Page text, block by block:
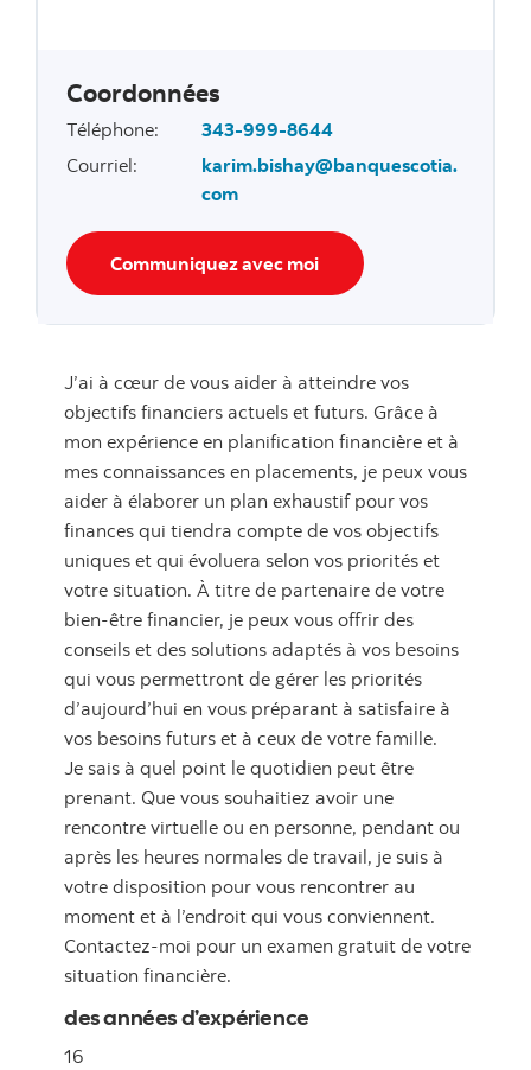
Coordonnées
Téléphone:
343-999-8644
Courriel:
karim.bishay@banquescotia.
com
Communiquez avec moi
J’ai à cœur de vous aider à atteindre vos
objectifs financiers actuels et futurs. Grâce à
mon expérience en planification financière et à
mes connaissances en placements, je peux vous
aider à élaborer un plan exhaustif pour vos
finances qui tiendra compte de vos objectifs
uniques et qui évoluera selon vos priorités et
votre situation. À titre de partenaire de votre
bien-être financier, je peux vous offrir des
conseils et des solutions adaptés à vos besoins
qui vous permettront de gérer les priorités
d’aujourd’hui en vous préparant à satisfaire à
vos besoins futurs et à ceux de votre famille.
Je sais à quel point le quotidien peut être
prenant. Que vous souhaitiez avoir une
rencontre virtuelle ou en personne, pendant ou
après les heures normales de travail, je suis à
votre disposition pour vous rencontrer au
moment et à l’endroit qui vous conviennent.
Contactez-moi pour un examen gratuit de votre
situation financière.
des années d’expérience
16